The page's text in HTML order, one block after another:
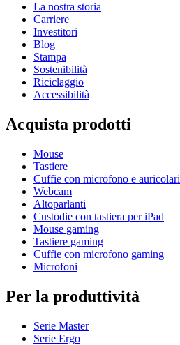
La nostra storia
Carriere
Investitori
Blog
Stampa
Sostenibilità
Riciclaggio
Accessibilità
Acquista prodotti
Mouse
Tastiere
Cuffie con microfono e auricolari
Webcam
Altoparlanti
Custodie con tastiera per iPad
Mouse gaming
Tastiere gaming
Cuffie con microfono gaming
Microfoni
Per la produttività
Serie Master
Serie Ergo